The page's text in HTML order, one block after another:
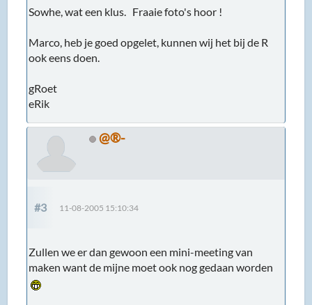
Sowhe, wat een klus. Fraaie foto's hoor !
Marco, heb je goed opgelet, kunnen wij het bij de R
ook eens doen.
gRoet
eRik
@®-
#3 11-08-2005 15:10:34
Zullen we er dan gewoon een mini-meeting van
maken want de mijne moet ook nog gedaan worden